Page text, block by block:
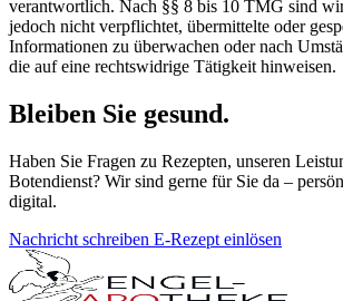
verantwortlich. Nach §§ 8 bis 10 TMG sind
jedoch nicht verpflichtet, übermittelte oder
Informationen zu überwachen oder nach
die auf eine rechtswidrige Tätigkeit hinweisen.
Bleiben Sie gesund.
Haben Sie Fragen zu Rezepten, unseren
Botendienst? Wir sind gerne für Sie da –
digital.
Nachricht schreiben E-Rezept einlösen